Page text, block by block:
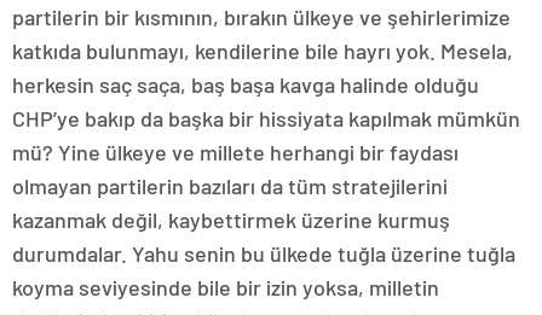
partilerin bir kısmının, bırakın ülkeye ve şehirlerimize
katkıda bulunmayı, kendilerine bile hayrı yok. Mesela,
herkesin saç saça, baş başa kavga halinde olduğu
CHP’ye bakıp da başka bir hissiyata kapılmak mümkün
mü? Yine ülkeye ve millete herhangi bir faydası
olmayan partilerin bazıları da tüm stratejilerini
kazanmak değil, kaybettirmek üzerine kurmuş
durumdalar. Yahu senin bu ülkede tuğla üzerine tuğla
koyma seviyesinde bile bir izin yoksa, milletin